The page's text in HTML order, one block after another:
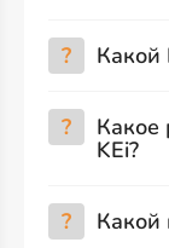
? Какой
? Какое
KEi?
? Какой